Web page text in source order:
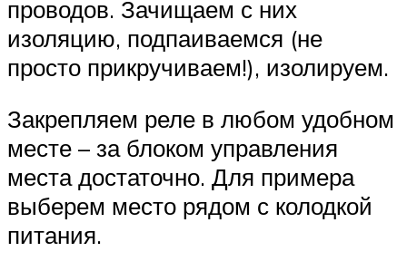
проводов. Зачищаем с них
изоляцию, подпаиваемся (не
просто прикручиваем!), изолируем.
Закрепляем реле в любом удобном
месте – за блоком управления
места достаточно. Для примера
выберем место рядом с колодкой
питания.